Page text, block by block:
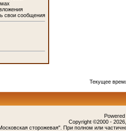
свои сообщения
Текущее
Copyright ©2000 -
сторожевая". При полном или